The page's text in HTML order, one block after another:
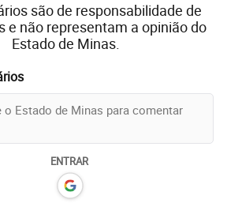
são de responsabilidade de
e não representam a opinião do
Estado de Minas.
ENTRAR